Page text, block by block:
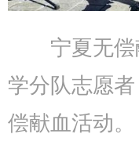
宁夏无
学分队志愿
偿献血活动。